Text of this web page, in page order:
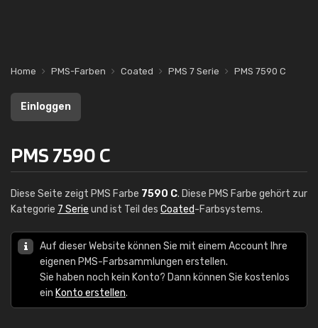
Home PMS-Farben Coated PMS 7 Serie PMS 7590 C
Einloggen
PMS 7590 C
Diese Seite zeigt PMS Farbe 7590 C. Diese PMS Farbe gehört zur
Kategorie 7 Serie und ist Teil des Coated-Farbsystems.
Auf dieser Website können Sie mit einem Account Ihre
eigenen PMS-Farbsammlungen erstellen.
Sie haben noch kein Konto? Dann können Sie kostenlos
ein Konto erstellen.